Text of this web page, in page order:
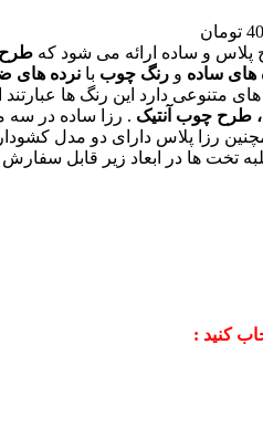
تومان
و ساده ارائه می شود که
های ساده و رنگ چوب با نرده های
متنوعی دارد این رنگ ها عبارتند
طرح چوب آنتیک . رزا ساده در سه
رزا پلاس دارای دو مدل
تخت ها در ابعاد زیر قابل
کنید :